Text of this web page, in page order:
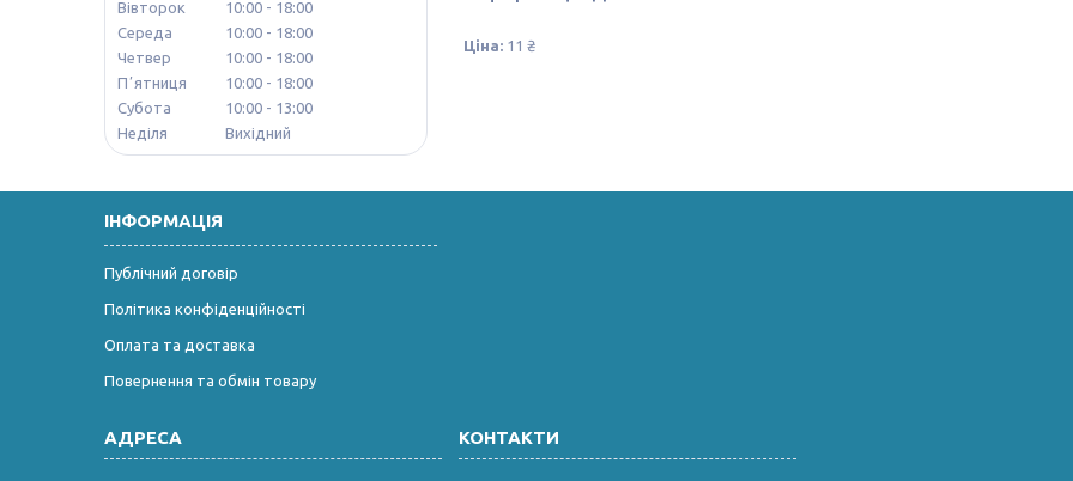
Ціна: 11 ₴
Вівторок
10:00
18:00
Середа
10:00
18:00
Четвер
10:00
18:00
Пʼятниця
10:00
18:00
Субота
10:00
13:00
Неділя
Вихідний
ІНФОРМАЦІЯ
Публічний договір
Політика конфіденційності
Оплата та доставка
Повернення та обмін товару